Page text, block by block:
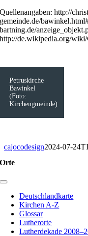
Quellenangaben: http://
gemeinde.de/
bartning.de/
http://de.wikipedia.org/
Petruskirche
Bawinkel
(Foto:
Kirchengmeinde)
cajocodesign2024-07-
Orte
Toggle
NavigationDeutschlandkarte
Kirchen A-Z
Glossar
Lutherorte
Lutherdekade